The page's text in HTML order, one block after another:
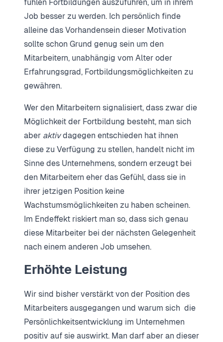
Job besser zu werden. Ich persönlich finde
alleine das Vorhandensein dieser Motivation
sollte schon Grund genug sein um den
Mitarbeitern, unabhängig vom Alter oder
Erfahrungsgrad, Fortbildungsmöglichkeiten zu
gewähren.
Wer den Mitarbeitern signalisiert, dass zwar die
Möglichkeit der Fortbildung besteht, man sich
aber aktivdagegen entschieden hat ihnen
diese zu Verfügung zu stellen, handelt nicht im
Sinne des Unternehmens, sondern erzeugt bei
den Mitarbeitern eher das Gefühl, dass sie in
ihrer jetzigen Position keine
Wachstumsmöglichkeiten zu haben scheinen.
Im Endeffekt riskiert man so, dass sich genau
diese Mitarbeiter bei der nächsten Gelegenheit
nach einem anderen Job umsehen.
Erhöhte Leistung
Wir sind bisher verstärkt von der Position des
Mitarbeiters ausgegangen und warum sich die
Persönlichkeitsentwicklung im Unternehmen
positiv auf sie auswirkt. Man darf aber an dieser